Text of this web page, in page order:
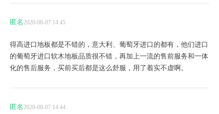
匿名2020-08-07 14:45
得高进口地板都是不错的，意大利、葡萄牙进口的都有，他们进口
的葡萄牙进口软木地板品质很不错，再加上一流的售前服务和一体
化的售后服务，买前买后都是这么舒服，用了着实不虚啊。
匿名2020-08-07 14:44